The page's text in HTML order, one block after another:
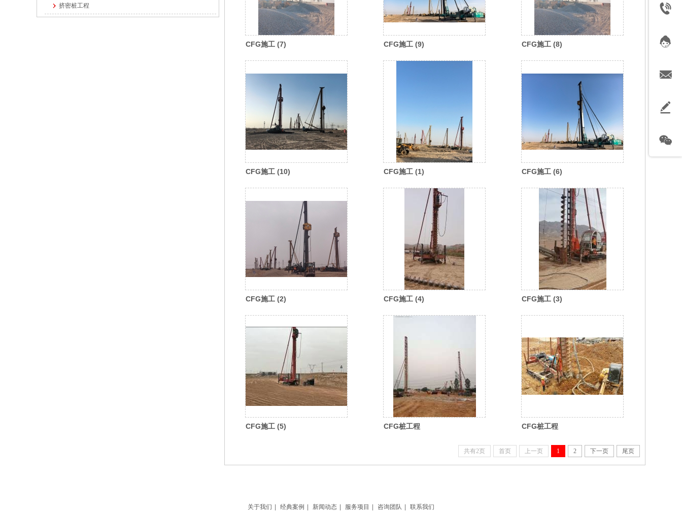
挤密桩工程
CFG施工 (7) CFG施工 (9) CFG施工 (8)
CFG施工 (10) CFG施工 (1) CFG施工 (6)
CFG施工 (2) CFG施工 (4) CFG施工 (3)
CFG施工 (5) CFG桩工程 CFG桩工程
共有2页 首页 上一页 1 2 下一页 尾页
关于我们 经典案例 新闻动态 服务项目 咨询团队 联系我们